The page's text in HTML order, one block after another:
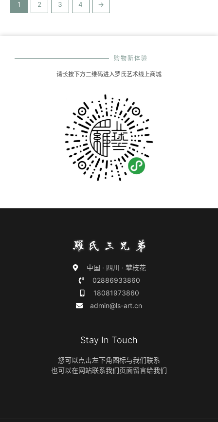
1 2 3 4 →
购物新体验
请长按下方二维码进入罗氏艺术线上商城
中国 · 四川 · 攀枝花
02886933860
18081973860
admin@ls-art.cn
Stay In Touch
您可以点击左下角图标与我们联系
也可以在网站联系我们页面留言给我们